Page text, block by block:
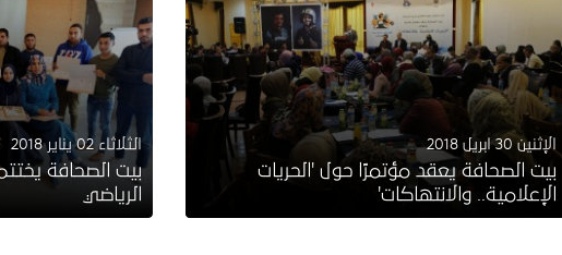
الإثنين 30 ابريل 2018
بيت الصحافة يعقد مؤتمرًا حول 'الحريات
الإعلامية.. والانتهاكات'
الثلاثاء 02 يناير 2018
بيت الصحافة
الرياضي